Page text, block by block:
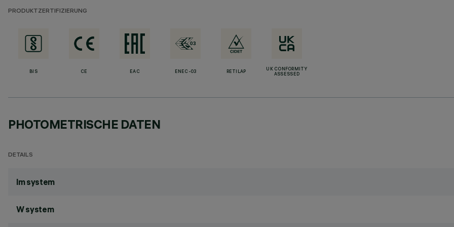
PRODUKTZERTIFIZIERUNG
BIS CE EAC ENEC-03 RETILAP
UK CONFORMITY
ASSESSED
PHOTOMETRISCHE DATEN
DETAILS
lm system
W system